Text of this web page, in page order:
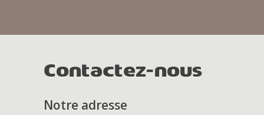
Contactez-nous
Notre adresse